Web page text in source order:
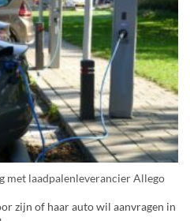
met laadpalenleverancier Allego
zijn of haar auto wil aanvragen in